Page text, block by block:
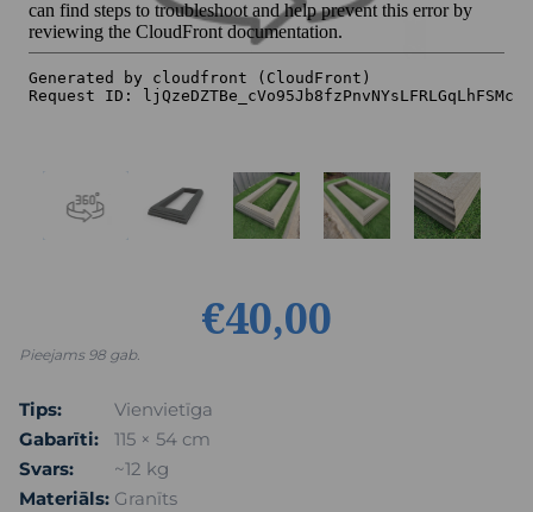
€40,00
Pieejams 98 gab.
Tips:
Vienvietīga
Gabarīti:
115 × 54 cm
Svars:
~12 kg
Materiāls: Granīts